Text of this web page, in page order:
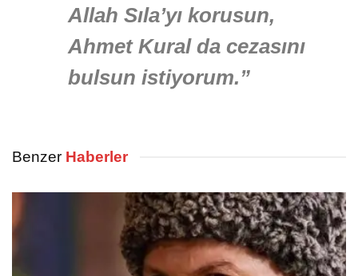
Allah Sıla’yı korusun,
Ahmet Kural da cezasını
bulsun istiyorum.”
Benzer Haberler